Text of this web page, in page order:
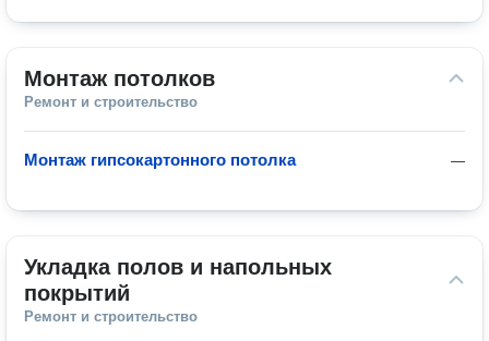
Монтаж потолков
Ремонт и строительство
—
Монтаж гипсокартонного потолка
Укладка полов и напольных
покрытий
Ремонт и строительство